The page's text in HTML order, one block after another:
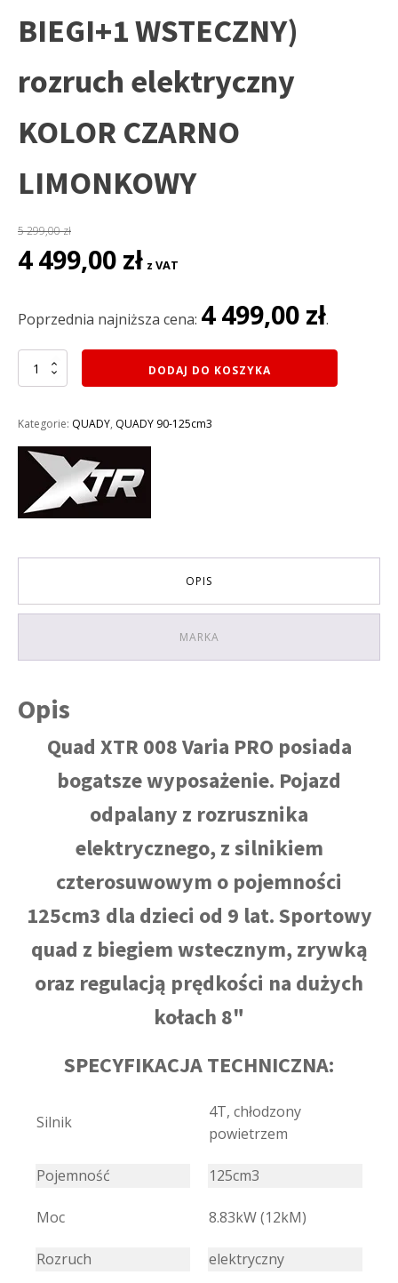
BIEGI+1 WSTECZNY)
rozruch elektryczny
KOLOR CZARNO
LIMONKOWY
5 299,00zł
Pierwotna
cena
5
4 499,00 zł cena
4
z VAT
Poprzednia najniższa cena: 4 499,00 zł.
ilość
QUAD
VARIA
008/8PRO+
KOŁA
BIEGI+1
CZARNO
LIMONKOWY
DODAJ DO KOSZYKA
Kategorie: QUADY, QUADY 90-125cm3
OPIS
MARKA
Opis
Quad XTR 008 Varia PRO posiada
bogatsze wyposażenie. Pojazd
odpalany z rozrusznika
elektrycznego, z silnikiem
czterosuwowym o pojemności
125cm3 dla dzieci od 9 lat. Sportowy
quad z biegiem wstecznym, zrywką
oraz regulacją prędkości na dużych
kołach 8"
SPECYFIKACJA TECHNICZNA:
Silnik
4T, chłodzony
powietrzem
Pojemność 125cm3
Moc 8.83kW (12kM)
Rozruch elektryczny